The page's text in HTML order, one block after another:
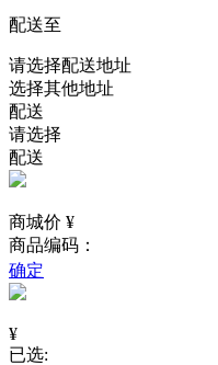
配送至
请选择配送地址
选择其他地址
配送
请选择
配送
商城价 ¥
商品编码：
确定
¥
已选: